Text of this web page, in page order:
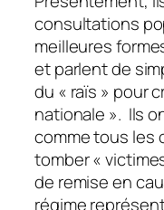
consultations
meilleures
et parlent de
du « raïs » pour
nationale ». Ils
comme tous les
tomber «
de remise en
régime